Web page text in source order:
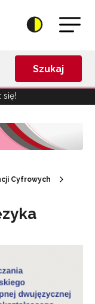
Szukaj
się!
Cyfrowych